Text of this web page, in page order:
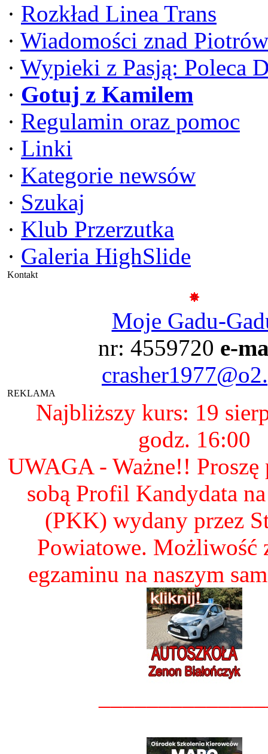
· Rozkład Linea Trans
· Wiadomości znad
· Wypieki z Pasją: Poleca
· Gotuj z Kamilem
· Regulamin oraz pomoc
· Linki
· Kategorie newsów
· Szukaj
· Klub Przerzutka
· Galeria HighSlide
Kontakt
Moje Gadu-
nr: 4559720 e-
REKLAMA
Najbliższy kurs: 19
godz. 16:00
UWAGA - Ważne!! Proszę
sobą Profil Kandydata
(PKK) wydany przez
Powiatowe. Możliwość
egzaminu na naszym